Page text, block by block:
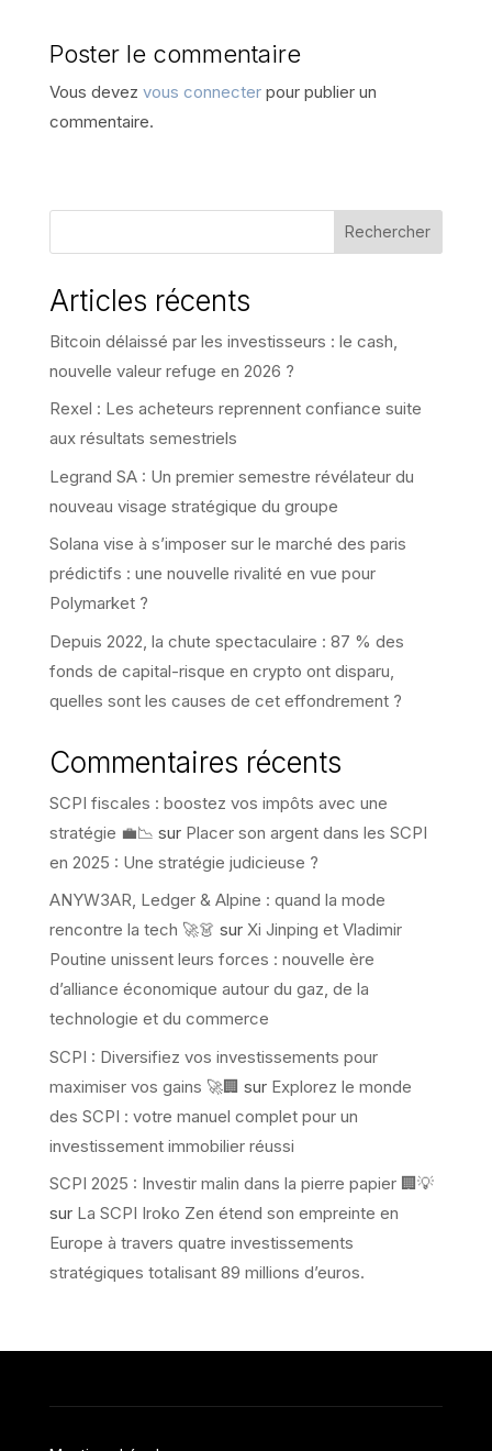
Poster le commentaire
Vous devez vous connecterpour publier un
commentaire.
Rechercher
Articles récents
Bitcoin délaissé par les investisseurs : le cash,
nouvelle valeur refuge en 2026 ?
Rexel : Les acheteurs reprennent confiance suite
aux résultats semestriels
Legrand SA : Un premier semestre révélateur du
nouveau visage stratégique du groupe
Solana vise à s’imposer sur le marché des paris
prédictifs : une nouvelle rivalité en vue pour
Polymarket ?
Depuis 2022, la chute spectaculaire : 87 % des
fonds de capital-risque en crypto ont disparu,
quelles sont les causes de cet effondrement ?
Commentaires récents
SCPI fiscales : boostez vos impôts avec une
stratégie 💼📉 sur Placer son argent dans les SCPI
en 2025 : Une stratégie judicieuse ?
ANYW3AR, Ledger & Alpine : quand la mode
rencontre la tech 🚀👗 sur Xi Jinping et Vladimir
Poutine unissent leurs forces : nouvelle ère
d’alliance économique autour du gaz, de la
technologie et du commerce
SCPI : Diversifiez vos investissements pour
maximiser vos gains 🚀🏢 sur Explorez le monde
des SCPI : votre manuel complet pour un
investissement immobilier réussi
SCPI 2025 : Investir malin dans la pierre papier 🏢💡
sur La SCPI Iroko Zen étend son empreinte en
Europe à travers quatre investissements
stratégiques totalisant 89 millions d’euros.